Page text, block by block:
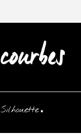
Silhouette